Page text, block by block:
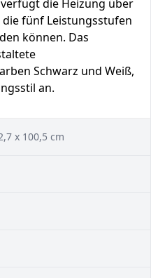
die Heizung über
fünf Leistungsstufen
können. Das
Schwarz und Weiß,
an.
x 100,5 cm